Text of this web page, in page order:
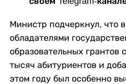
Министр подчеркнул, что
обладателями
образовательных грантов
тысяч абитуриентов и
этом году был особенно